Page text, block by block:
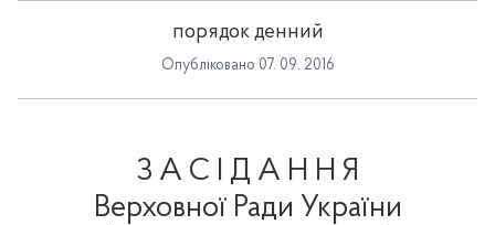
порядок денний
Опубліковано 07. 09. 2016
З А С І Д А Н Н Я
Верховної Ради України